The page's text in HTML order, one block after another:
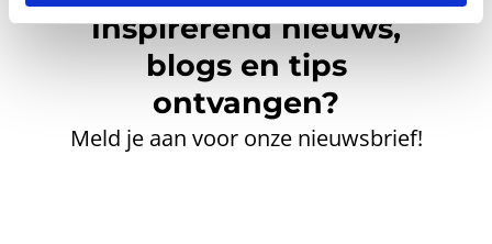
Inspirerend nieuws,
blogs en tips
ontvangen?
Meld je aan voor onze nieuwsbrief!